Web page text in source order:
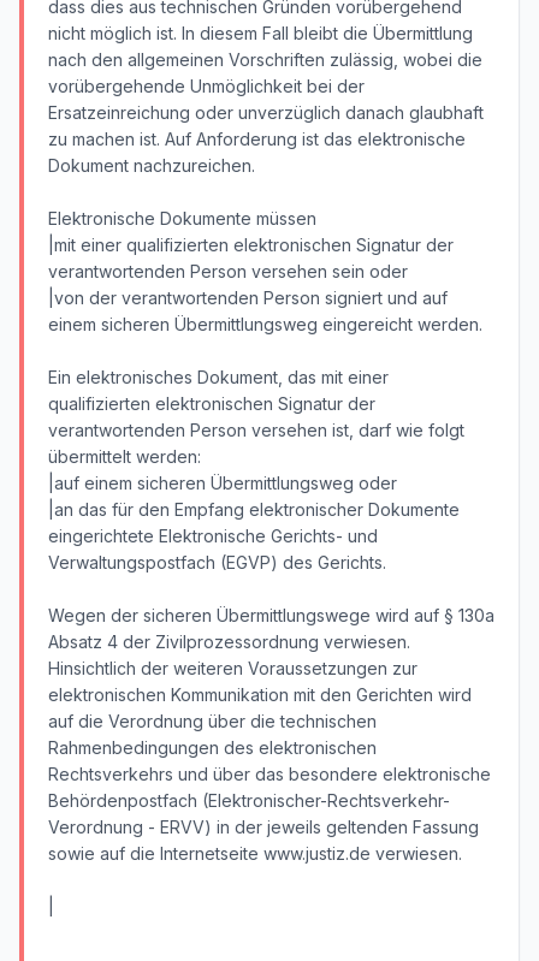
dass dies aus technischen Gründen vorübergehend
nicht möglich ist. In diesem Fall bleibt die Übermittlung
nach den allgemeinen Vorschriften zulässig, wobei die
vorübergehende Unmöglichkeit bei der
Ersatzeinreichung oder unverzüglich danach glaubhaft
zu machen ist. Auf Anforderung ist das elektronische
Dokument nachzureichen.
Elektronische Dokumente müssen
|mit einer qualifizierten elektronischen Signatur der
verantwortenden Person versehen sein oder
|von der verantwortenden Person signiert und auf
einem sicheren Übermittlungsweg eingereicht werden.
Ein elektronisches Dokument, das mit einer
qualifizierten elektronischen Signatur der
verantwortenden Person versehen ist, darf wie folgt
übermittelt werden:
|auf einem sicheren Übermittlungsweg oder
|an das für den Empfang elektronischer Dokumente
eingerichtete Elektronische Gerichts- und
Verwaltungspostfach (EGVP) des Gerichts.
Wegen der sicheren Übermittlungswege wird auf § 130a
Absatz 4 der Zivilprozessordnung verwiesen.
Hinsichtlich der weiteren Voraussetzungen zur
elektronischen Kommunikation mit den Gerichten wird
auf die Verordnung über die technischen
Rahmenbedingungen des elektronischen
Rechtsverkehrs und über das besondere elektronische
Behördenpostfach (Elektronischer-Rechtsverkehr-
Verordnung - ERVV) in der jeweils geltenden Fassung
sowie auf die Internetseite www.justiz.de verwiesen.